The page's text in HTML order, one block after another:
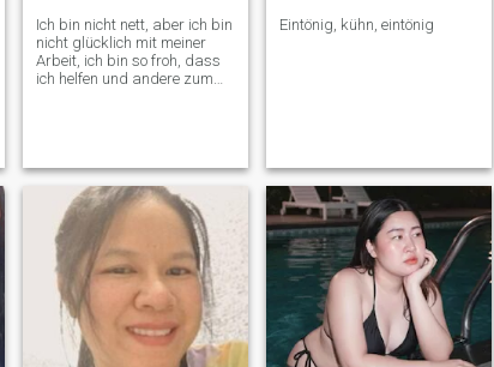
Ich bin nicht nett, aber ich bin
nicht glücklich mit meiner
Arbeit, ich bin so froh, dass
ich helfen und andere zum
Eintönig, kühn, eintönig